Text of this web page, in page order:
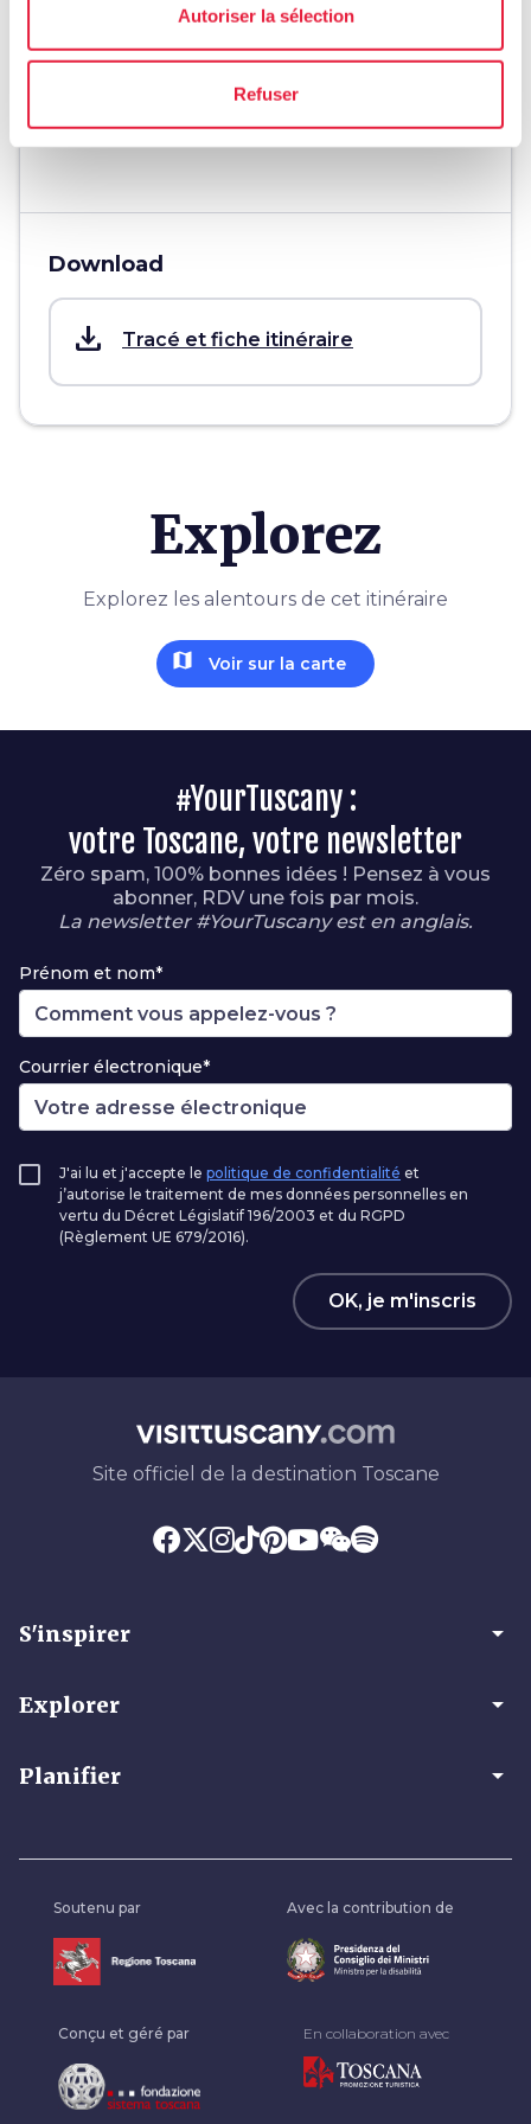
Autoriser la sélection
Refuser
1 à 2 jours
Download
save_alt Tracé et fiche itinéraire
Explorez
Explorez les alentours de cet itinéraire
map Voir sur la carte
#YourTuscany :
votre Toscane, votre newsletter
Zéro spam, 100% bonnes idées ! Pensez à vous
abonner, RDV une fois par mois.
La newsletter #YourTuscany est en anglais.
Prénom et nom*
Courrier électronique*
J'ai lu et j'accepte le politique de confidentialité et
j’autorise le traitement de mes données personnelles en
vertu du Décret Législatif 196/2003 et du RGPD
(Règlement UE 679/2016).
OK, je m'inscris
Site officiel de la destination Toscane
S'inspirer arrow_drop_down
Explorer arrow_drop_down
Planifier arrow_drop_down
Soutenu par Avec la contribution de
Conçu et géré par En collaboration avec